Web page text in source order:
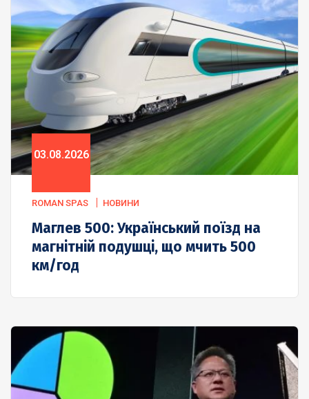
03.08.2026
ROMAN SPAS НОВИНИ
Маглев 500: Український поїзд на
магнітній подушці, що мчить 500
км/год